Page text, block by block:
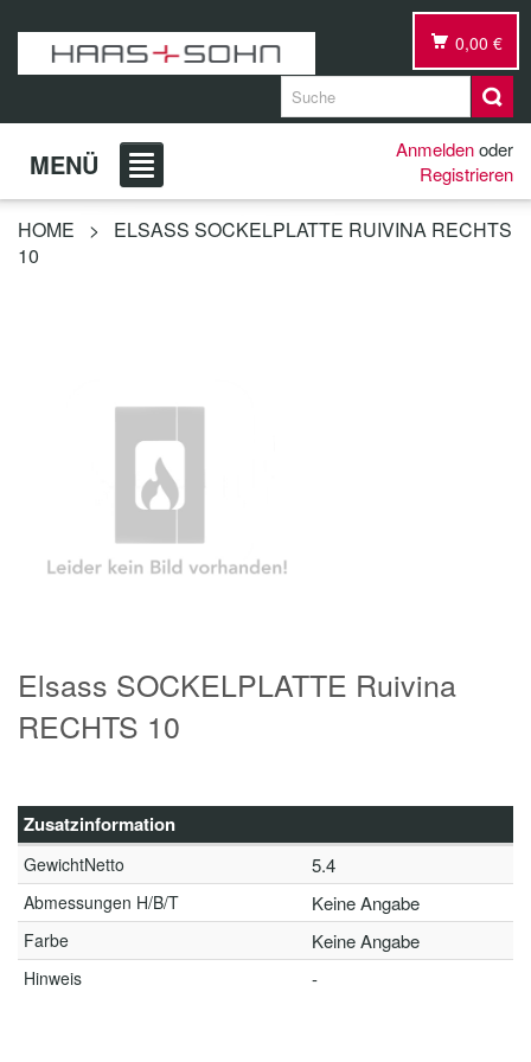
0,00 €
MENÜ Anmeldenoder
Registrieren
HOME >
ELSASS SOCKELPLATTE RUIVINA RECHTS
10
Elsass SOCKELPLATTE Ruivina
RECHTS 10
Zusatzinformation
GewichtNetto 5.4
Abmessungen H/B/T Keine Angabe
Farbe Keine Angabe
Hinweis -